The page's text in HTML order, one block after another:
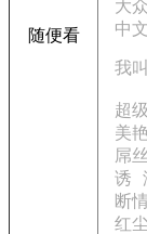
随便看
大
中
我
超
美
屌
诱
断
红